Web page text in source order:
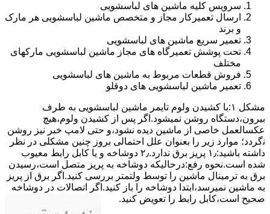
سرویس کلیه ماشین های لباسشویی
ارسال تعمیرکار مجاز و متخصص ماشین لباسشویی هر مارک
و برند
تعمیر سریع ماشین های لباسشویی
تحت پوشش تعمیرگاه های مجاز ماشین لباسشویی مارکهای
مختلف
فروش قطعات مربوط به ماشین های لباسشویی
تعمیر ماشین لباسشویی های دوقلو
مشکل ۱:ﺑﺎ ﮐﺸﯿﺪن وﻟﻮم ﺗﺎﯾﻤﺮ ماشین لباسشویی به طرف
ﺑﯿﺮون،دستگاه روﺷﻦ نمیشود.اﮔﺮ ﭘﺲ از ﮐﺸﯿﺪن وﻟﻮم،ﻫﯿﭻ
عکسالعمل ﺧﺎﺻﯽ از ﻣﺎﺷﯿﻦ دﯾﺪه نشود،و حتی ﻻﻣﭗ ﺧﺒﺮ ﻧﯿﺰ روﺷﻦ
ﻧگردد؛ موارد زیر را بعنوان ﻋﻠﻞ احتمالی بروز چنین مشکلی در نظر
داشته باشید:۱٫ ﭘﺮﯾﺰ ﺑﺮق ﻧﺪارد.۲٫ دوﺷﺎﺧﻪ و ﯾﺎ ﮐﺎﺑﻞ راﺑﻂ ﻣﻌﯿﻮب
ﺷﺪه است.نحوه رفع:درحالیکه دوﺷﺎﺧﻪ ﺑﻪ ﭘﺮﯾﺰ ﻣﺘﺼﻞ اﺳﺖ،رﺳﯿﺪن
ﺑﺮق ﺑﻪ ﺗﺮﻣﯿﻨﺎل ﻣﺎﺷﯿﻦ را ﺗﻮﺳﻂ ولتمتر بررسی ﮐﻨﯿﺪ.اﮔﺮ ﺑﺮق از ﭘﺮﯾﺰ
ﺑﻪ ﻣﺎﺷﯿﻦ نمیرسد،اﺑﺘﺪا دوشاخه را باز کنید.اﮔﺮ اﺗﺼﺎﻻت در دوشاخه
ﺻﺤﯿﺢ اﺳﺖ،ﮐﺎﺑﻞ راﺑﻂ را ﺗﻌﻮﯾﺾ کنید.